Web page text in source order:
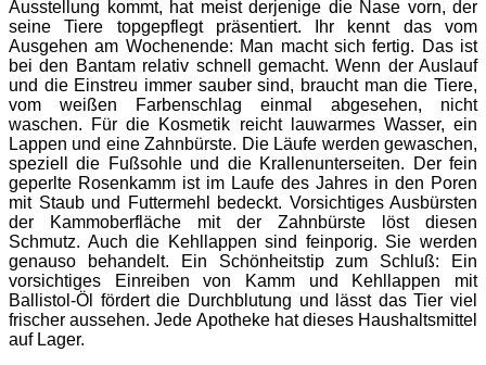
Ausstellung kommt, hat meist derjenige die Nase vorn, der
seine Tiere topgepflegt präsentiert. Ihr kennt das vom
Ausgehen am Wochenende: Man macht sich fertig. Das ist
bei den Bantam relativ schnell gemacht. Wenn der Auslauf
und die Einstreu immer sauber sind, braucht man die Tiere,
vom weißen Farbenschlag einmal abgesehen, nicht
waschen. Für die Kosmetik reicht lauwarmes Wasser, ein
Lappen und eine Zahnbürste. Die Läufe werden gewaschen,
speziell die Fußsohle und die Krallenunterseiten. Der fein
geperlte Rosenkamm ist im Laufe des Jahres in den Poren
mit Staub und Futtermehl bedeckt. Vorsichtiges Ausbürsten
der Kammoberfläche mit der Zahnbürste löst diesen
Schmutz. Auch die Kehllappen sind feinporig. Sie werden
genauso behandelt. Ein Schönheitstip zum Schluß: Ein
vorsichtiges Einreiben von Kamm und Kehllappen mit
Ballistol-Öl fördert die Durchblutung und lässt das Tier viel
frischer aussehen. Jede Apotheke hat dieses Haushaltsmittel
auf Lager.